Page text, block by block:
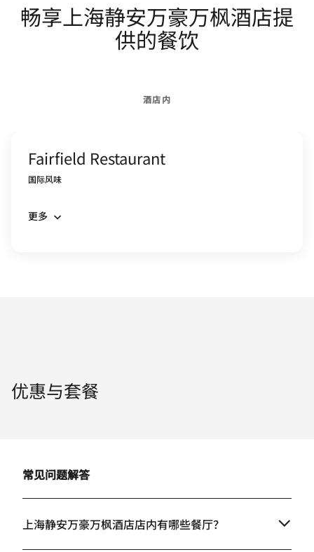
畅享上海静安万豪万枫酒店提
供的餐饮
酒店内
Fairfield Restaurant
国际风味
更多
优惠与套餐
常见问题解答
上海静安万豪万枫酒店店内有哪些餐厅？